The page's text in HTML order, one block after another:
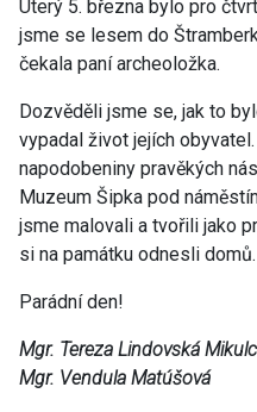
Úterý 5. března bylo pro
jsme se lesem do
čekala paní archeoložka.
Dozvěděli jsme se, jak to
vypadal život jejích
napodobeniny pravěkých
Muzeum Šipka pod
jsme malovali a tvořili jako
si na památku odnesli domů.
Parádní den!
Mgr. Tereza Lindovská
Mgr. Vendula Matúšová